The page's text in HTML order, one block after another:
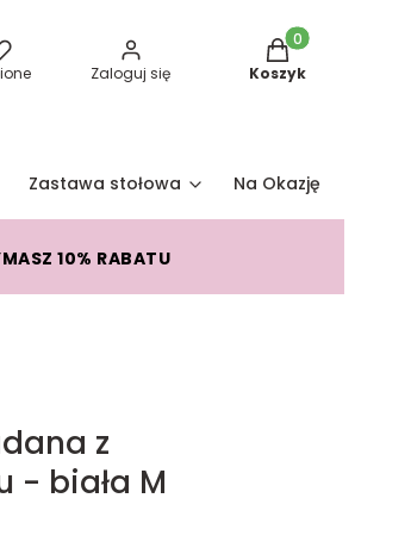
Zaloguj się
Produkty w
Koszyk
Zastawa stołowa Na Okazję
10% RABATU
z
- biała M